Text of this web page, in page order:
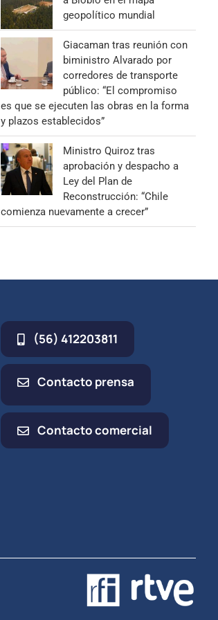
geopolítico mundial
Giacaman tras reunión con
biministro Alvarado por
corredores de transporte
público: “El compromiso
es que se ejecuten las obras en la forma
y plazos establecidos”
Ministro Quiroz tras
aprobación y despacho a
Ley del Plan de
Reconstrucción: “Chile
comienza nuevamente a crecer”
(56) 412203811
Contacto prensa
Contacto comercial